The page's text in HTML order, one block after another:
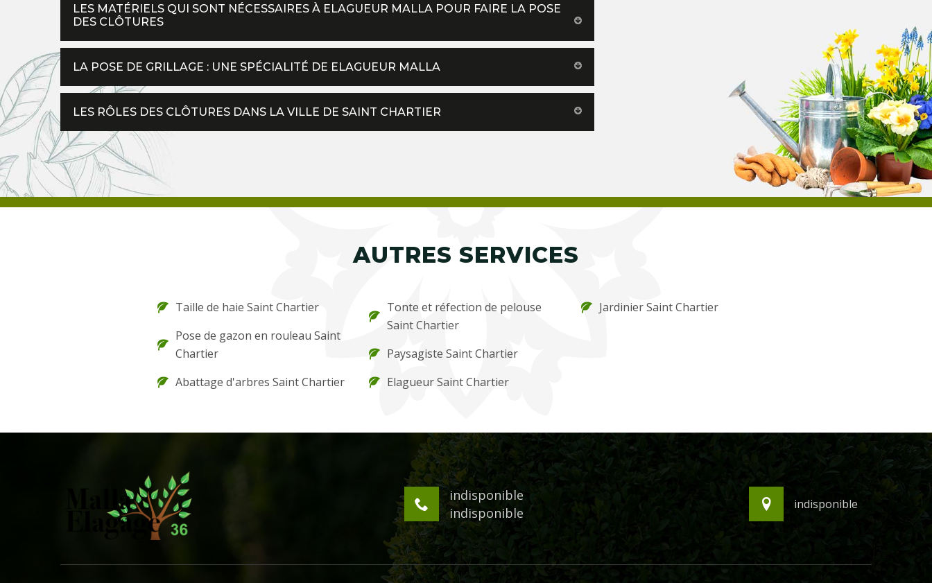
LES MATÉRIELS QUI SONT NÉCESSAIRES À ELAGUEUR MALLA POUR FAIRE LA POSE
DES CLÔTURES
LA POSE DE GRILLAGE : UNE SPÉCIALITÉ DE ELAGUEUR MALLA
LES RÔLES DES CLÔTURES DANS LA VILLE DE SAINT CHARTIER
AUTRES SERVICES
Taille de haie Saint Chartier
Pose de gazon en rouleau Saint
Chartier
Abattage d'arbres Saint Chartier
Tonte et réfection de pelouse
Saint Chartier
Paysagiste Saint Chartier
Elagueur Saint Chartier
Jardinier Saint Chartier
indisponible
indisponible
indisponible